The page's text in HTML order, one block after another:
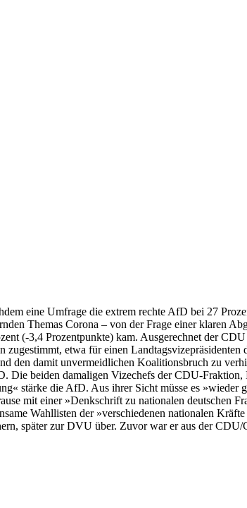
eine Umfrage die extrem rechte AfD bei 27
Themas Corona – von der Frage einer klaren
(-3,4 Prozentpunkte) kam. Ausgerechnet der
etwa für einen
damit unvermeidlichen Koalitionsbruch zu
beiden damaligen Vizechefs der CDU-
stärke die AfD. Aus ihrer Sicht müsse es
mit einer »Denkschrift zu nationalen deutschen
Wahllisten der »verschiedenen nationalen
später zur DVU über. Zuvor war er aus der CDU/